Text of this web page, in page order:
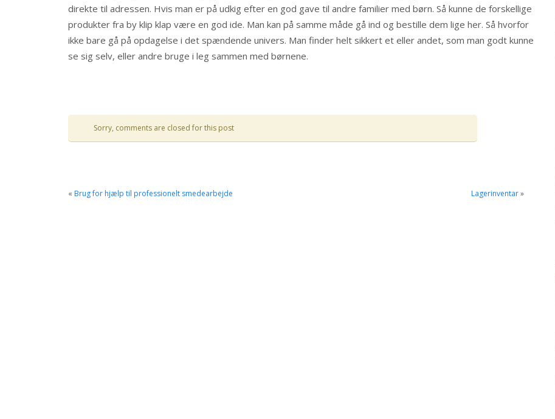
direkte til adressen. Hvis man er på udkig efter en god gave til andre familier med børn. Så kunne de forskellige
produkter fra by klip klap være en god ide. Man kan på samme måde gå ind og bestille dem lige her. Så hvorfor
ikke bare gå på opdagelse i det spændende univers. Man finder helt sikkert et eller andet, som man godt kunne
se sig selv, eller andre bruge i leg sammen med børnene.
Sorry, comments are closed for this post
« Brug for hjælp til professionelt smedearbejde Lagerinventar»